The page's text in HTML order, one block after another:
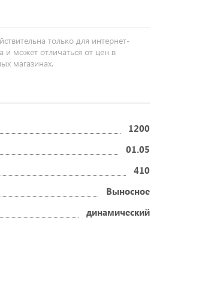
только для интернет-
и может отличаться от цен в
магазинах.
1200
01.05
410
Выносное
динамический